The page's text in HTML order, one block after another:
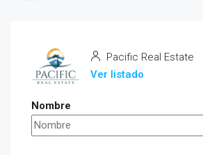
Pacific Real Estate
Ver listado
Nombre